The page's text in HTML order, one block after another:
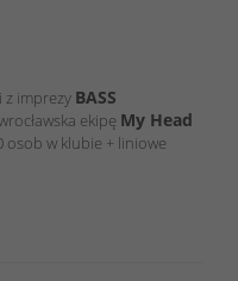
z imprezy BASS
ekipę My Head
osob w klubie + liniowe